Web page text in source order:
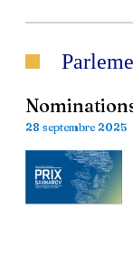
28 septembre 2025